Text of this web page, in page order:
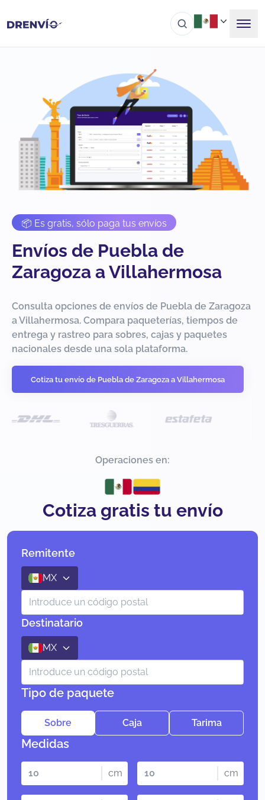
📦 Es gratis, sólo paga tus envíos
Envíos de Puebla de
Zaragoza a Villahermosa
Consulta opciones de envíos de Puebla de Zaragoza
a Villahermosa. Compara paqueterías, tiempos de
entrega y rastreo para sobres, cajas y paquetes
nacionales desde una sola plataforma.
Cotiza tu envío de Puebla de Zaragoza a Villahermosa
Operaciones en:
Cotiza gratis tu envío
Remitente
MX
Destinatario
MX
Tipo de paquete
Sobre Caja Tarima
Medidas
cm cm